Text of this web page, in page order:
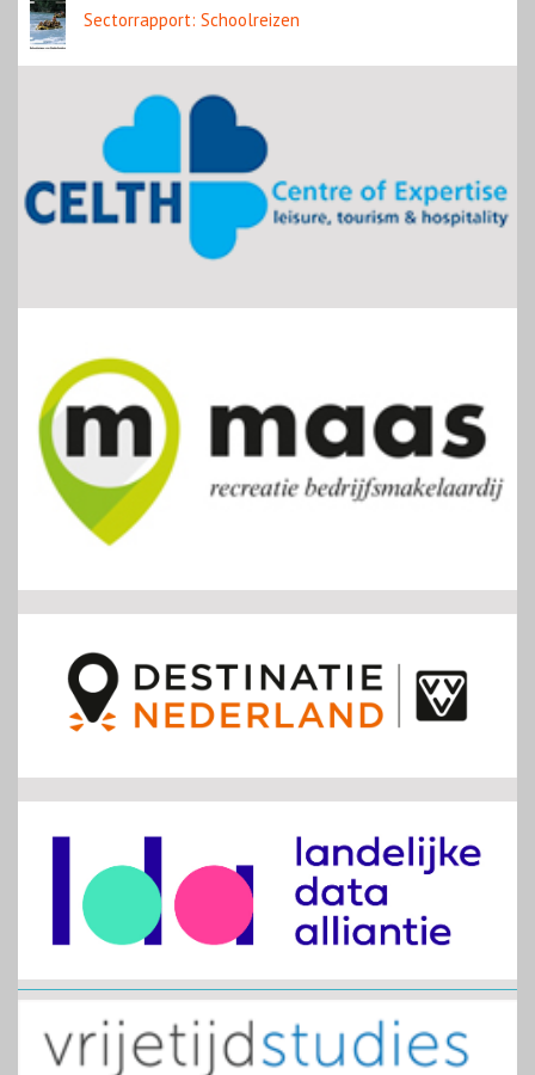
Sectorrapport: Schoolreizen